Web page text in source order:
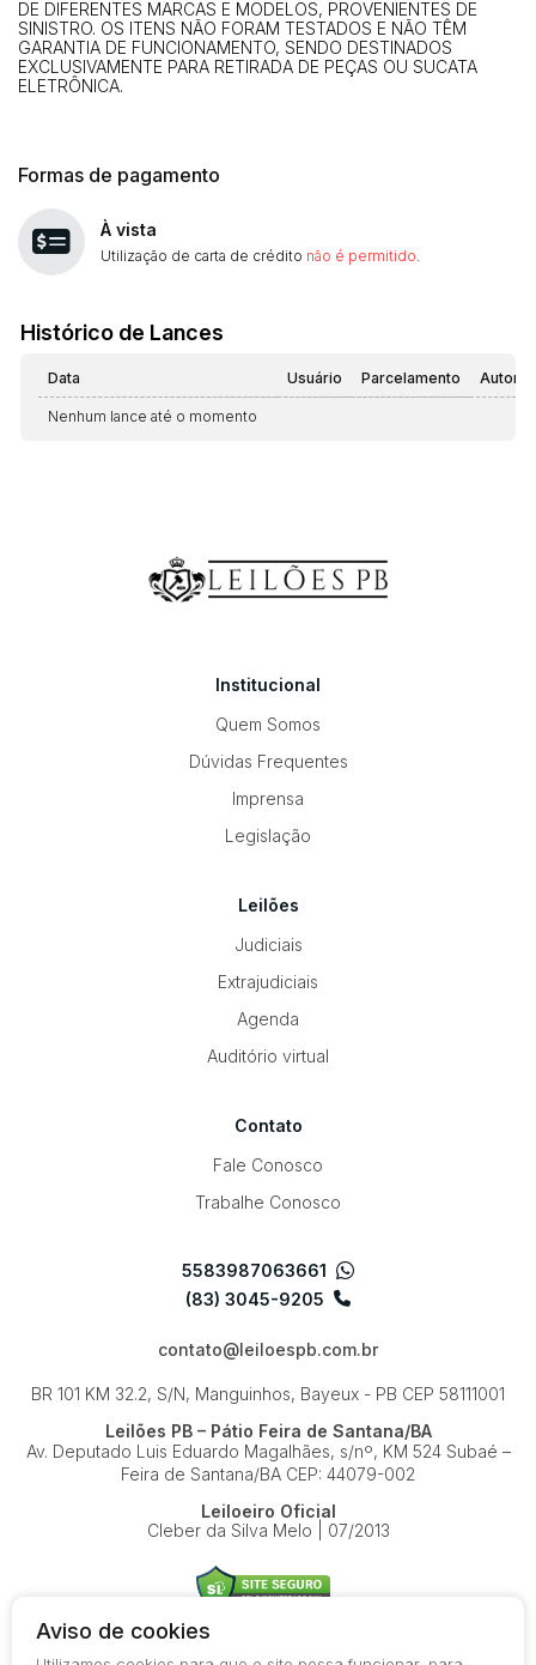
DE DIFERENTES MARCAS E MODELOS, PROVENIENTES DE
SINISTRO. OS ITENS NÃO FORAM TESTADOS E NÃO TÊM
GARANTIA DE FUNCIONAMENTO, SENDO DESTINADOS
EXCLUSIVAMENTE PARA RETIRADA DE PEÇAS OU SUCATA
ELETRÔNICA.
Formas de pagamento
À vista
Utilização de carta de crédito não é permitido.
Histórico de Lances
Data Usuário Parcelamento
Nenhum lance até o momento
Institucional
Quem Somos
Dúvidas Frequentes
Imprensa
Legislação
Leilões
Judiciais
Extrajudiciais
Agenda
Auditório virtual
Contato
Fale Conosco
Trabalhe Conosco
5583987063661
(83) 3045-9205
contato@leiloespb.com.br
BR 101 KM 32.2, S/N, Manguinhos, Bayeux - PB CEP 58111001
Leilões PB – Pátio Feira de Santana/BA
Av. Deputado Luis Eduardo Magalhães, s/nº, KM 524Subaé –
Feira de Santana/BA CEP: 44079-002
Leiloeiro Oficial
Cleber da Silva Melo | 07/2013
Aviso de cookies